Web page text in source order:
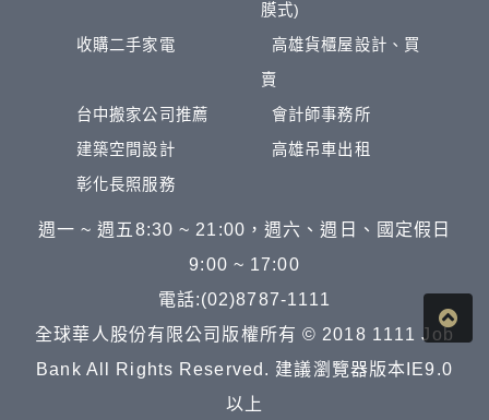
膜式)
收購二手家電
高雄貨櫃屋設計、買
賣
台中搬家公司推薦
會計師事務所
建築空間設計
高雄吊車出租
彰化長照服務
週一 ~ 週五8:30 ~ 21:00，週六、週日、國定假日
9:00 ~ 17:00
電話:(02)8787-1111
全球華人股份有限公司版權所有 © 2018 1111 Job
Bank All Rights Reserved. 建議瀏覽器版本IE9.0
以上